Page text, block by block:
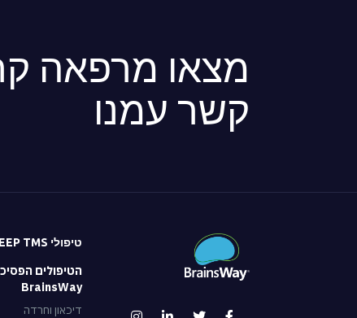
מצאו מרפאה
קשר עמנו
טיפולי DEEP TMS
הטיפולים
BrainsWay
דיכאון וחרדה